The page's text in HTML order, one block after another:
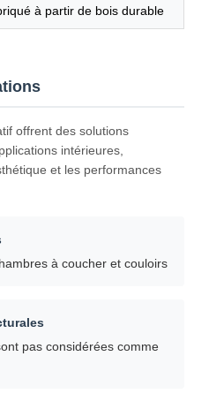
à partir de bois durable
offrent des solutions
intérieures,
et les performances
à coucher et couloirs
pas considérées comme